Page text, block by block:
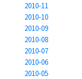
2010-11
2010-10
2010-09
2010-08
2010-07
2010-06
2010-05